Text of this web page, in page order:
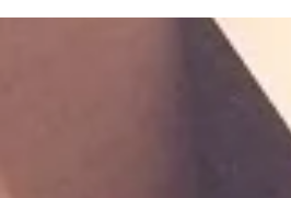
女屋先生のボイストレーニング
では、喉の奥はもちろん…喉の上
の、鼻👃の奥を開けて…耳👂️の後
ろから声を出す！練習を繰り返し
行いました。腹筋が使えていなけ